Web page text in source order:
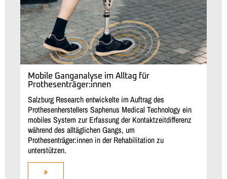
Mobile Ganganalyse im Alltag für
Prothesenträger:innen
Salzburg Research entwickelte im Auftrag des
Prothesenherstellers Saphenus Medical Technology ein
mobiles System zur Erfassung der Kontaktzeitdifferenz
während des alltäglichen Gangs, um
Prothesenträger:innen in der Rehabilitation zu
unterstützen.
»